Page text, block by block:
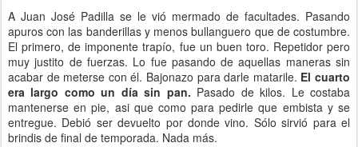
A Juan José Padilla se le vió mermado de facultades. Pasando
apuros con las banderillas y menos bullanguero que de costumbre.
El primero, de imponente trapío, fue un buen toro. Repetidor pero
muy justito de fuerzas. Lo fue pasando de aquellas maneras sin
acabar de meterse con él. Bajonazo para darle matarile. El cuarto
era largo como un día sin pan. Pasado de kilos. Le costaba
mantenerse en pie, asi que como para pedirle que embista y se
entregue. Debió ser devuelto por donde vino. Sólo sirvió para el
brindis de final de temporada. Nada más.